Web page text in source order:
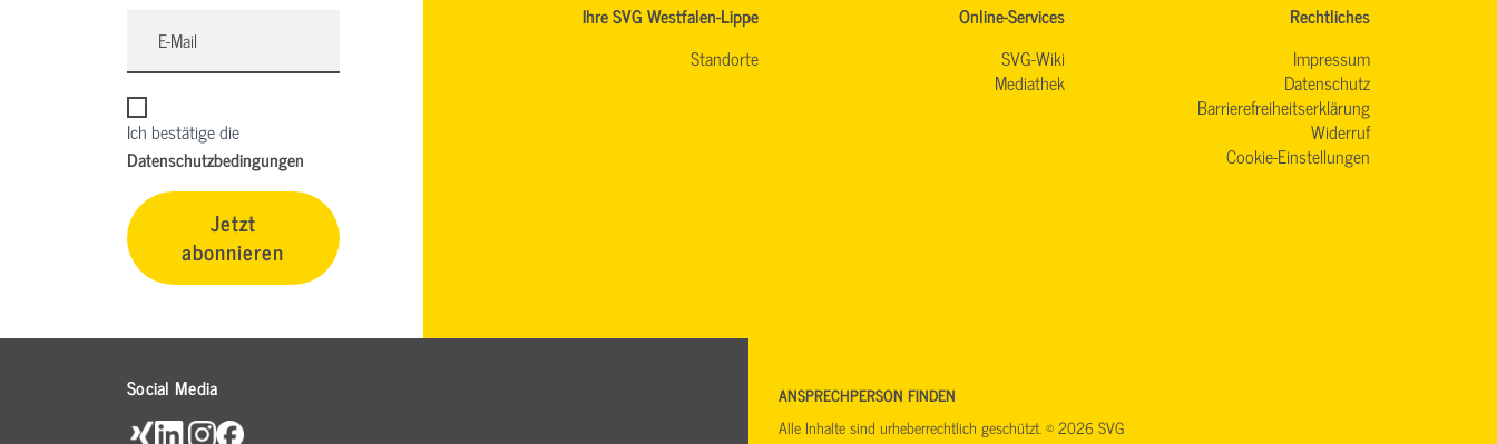
Ich bestätige die
Datenschutzbedingungen
Jetzt
abonnieren
Ihre SVG Westfalen-Lippe
Standorte
Online-Services
SVG-Wiki
Mediathek
Rechtliches
Impressum
Datenschutz
Barrierefreiheitserklärung
Widerruf
Cookie-Einstellungen
Social Media
ANSPRECHPERSON FINDEN
Alle Inhalte sind urheberrechtlich geschützt. © 2026 SVG